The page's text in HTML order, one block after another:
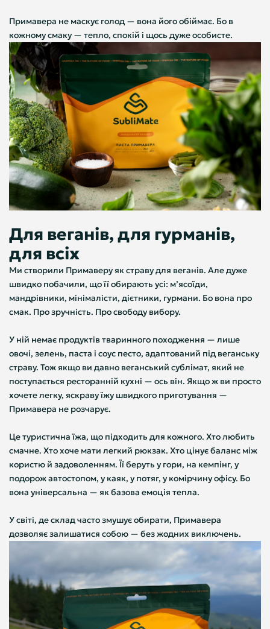
Примавера не маскує голод — вона його обіймає. Бо в
кожному смаку — тепло, спокій і щось дуже особисте.
Для веганів, для гурманів,
для всіх
Ми створили Примаверу як страву для веганів. Але дуже
швидко побачили, що її обирають усі: мʼясоїди,
мандрівники, мінімалісти, дієтники, гурмани. Бо вона про
смак. Про зручність. Про свободу вибору.
У ній немає продуктів тваринного походження — лише
овочі, зелень, паста і соус песто, адаптований під веганську
страву. Тож якщо ви давно веганський сублімат, який не
поступається ресторанній кухні — ось він. Якщо ж ви просто
хочете легку, яскраву їжу швидкого приготування —
Примавера не розчарує.
Це туристична їжа, що підходить для кожного. Хто любить
смачне. Хто хоче мати легкий рюкзак. Хто цінує баланс між
користю й задоволенням. Її беруть у гори, на кемпінг, у
подорож автостопом, у каяк, у потяг, у комірчину офісу. Бо
вона універсальна — як базова емоція тепла.
У світі, де склад часто змушує обирати, Примавера
дозволяє залишатися собою — без жодних виключень.